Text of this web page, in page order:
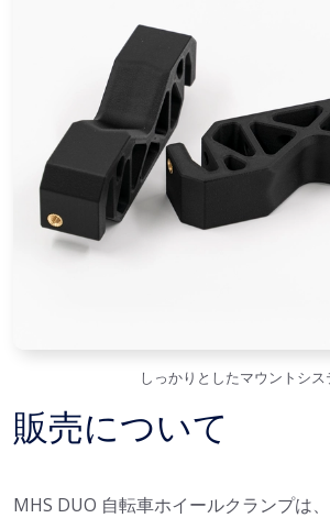
しっかりとしたマウントシス
販売について
MHS DUO 自転車ホイールクランプは